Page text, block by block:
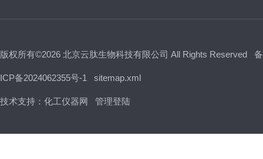
版权所有©2026 北京云肽生物科技有限公司 All Rights Reserved
ICP备2024062355号-1 sitemap.xml
技术支持： 化工仪器网 管理登陆